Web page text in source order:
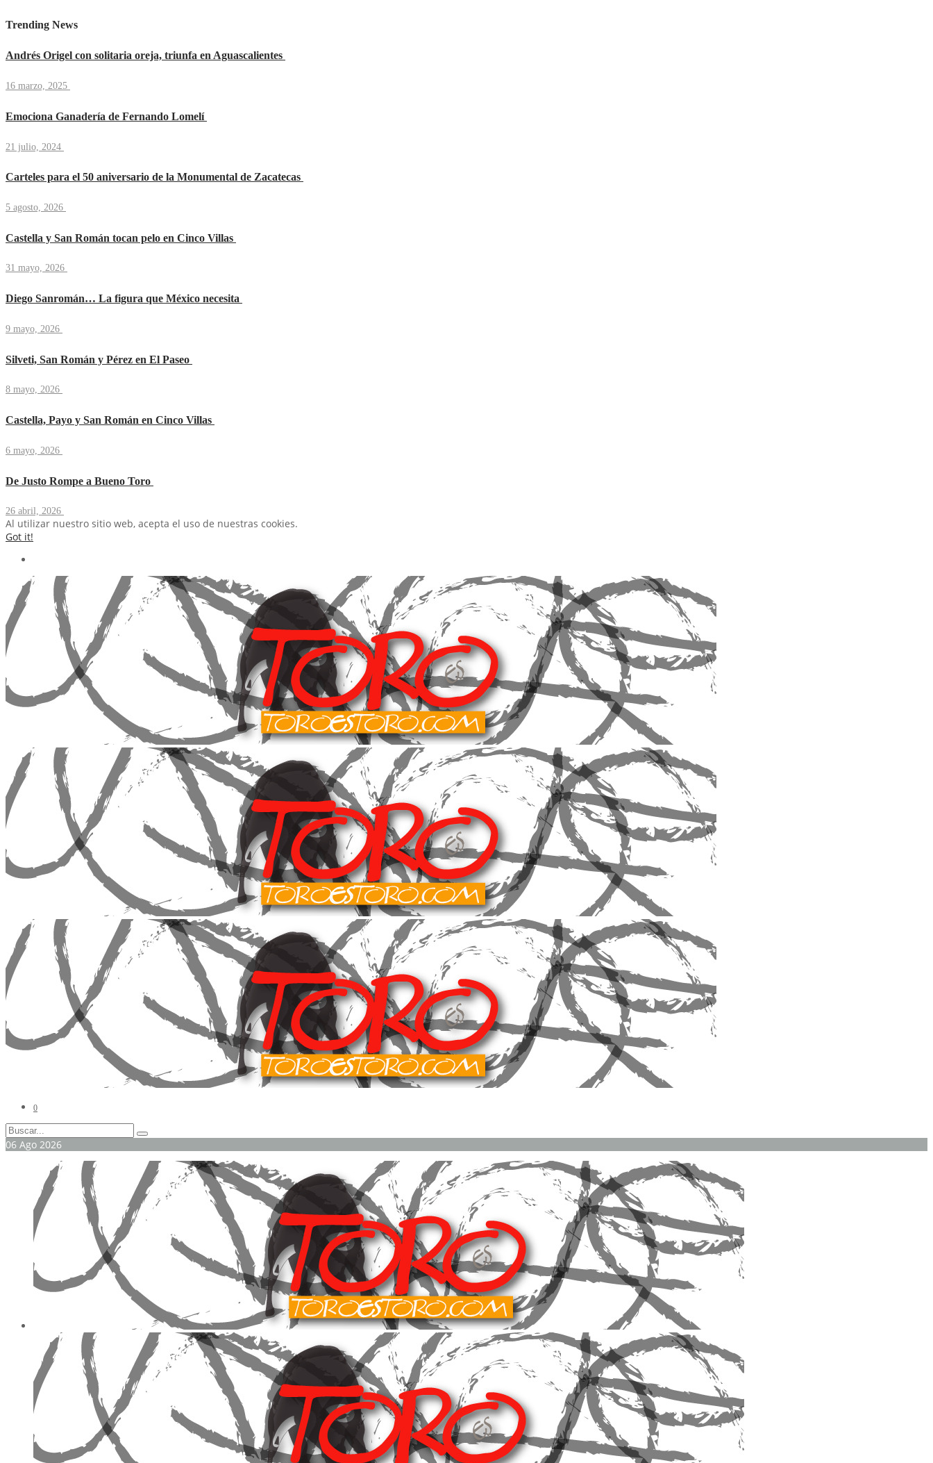
Trending News
Andrés Origel con solitaria oreja, triunfa en Aguascalientes
16 marzo, 2025
Emociona Ganadería de Fernando Lomelí
21 julio, 2024
Carteles para el 50 aniversario de la Monumental de Zacatecas
5 agosto, 2026
Castella y San Román tocan pelo en Cinco Villas
31 mayo, 2026
Diego Sanromán… La figura que México necesita
9 mayo, 2026
Silveti, San Román y Pérez en El Paseo
8 mayo, 2026
Castella, Payo y San Román en Cinco Villas
6 mayo, 2026
De Justo Rompe a Bueno Toro
26 abril, 2026
Al utilizar nuestro sitio web, acepta el uso de nuestras cookies.
Got it!
0
06 Ago 2026